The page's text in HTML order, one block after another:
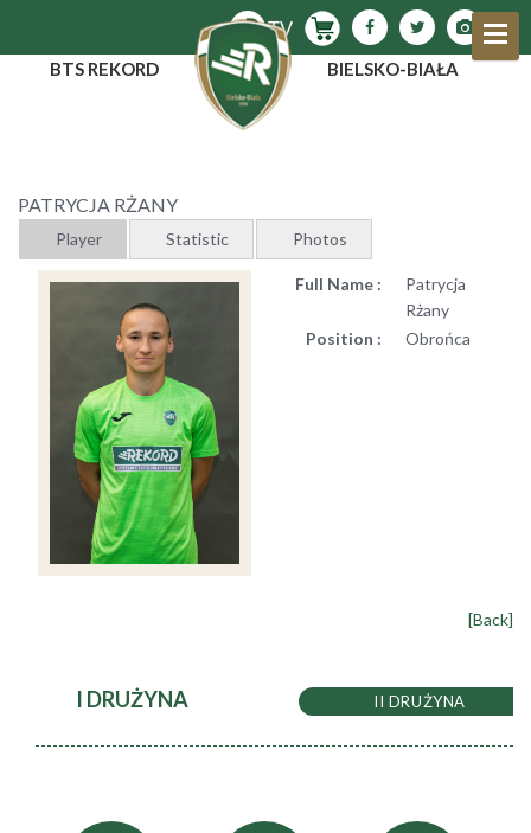
BTS REKORD BIELSKO-BIAŁA
PATRYCJA RŻANY
Player Statistic Photos
Full Name :
Patrycja
Rżany
Position :
Obrońca
[Back]
I DRUŻYNA II DRUŻYNA